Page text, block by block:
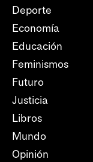
Deporte
Economía
Educación
Feminismos
Futuro
Justicia
Libros
Mundo
Opinión